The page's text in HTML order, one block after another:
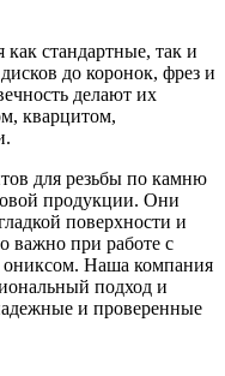
стандартные, так и
до коронок, фрез и
делают их
кварцитом,
для резьбы по камню
продукции. Они
поверхности и
важно при работе с
ониксом. Наша компания
подход и
и проверенные